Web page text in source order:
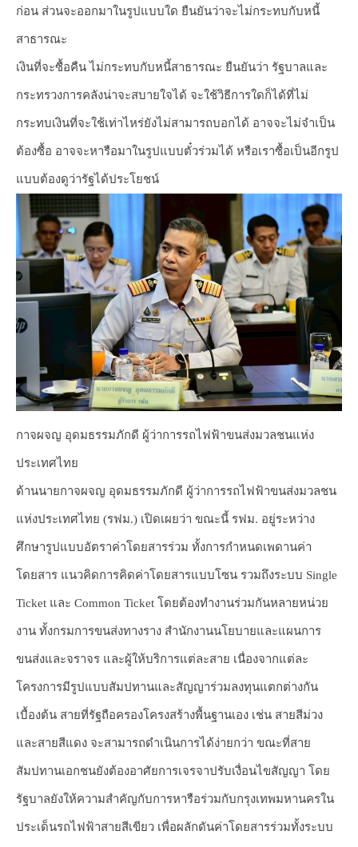
ก่อน ส่วนจะออกมาในรูปแบบใด ยืนยันว่าจะไม่กระทบกับหนี้
สาธารณะ
เงินที่จะซื้อคืน ไม่กระทบกับหนี้สาธารณะ ยืนยันว่า รัฐบาลและ
กระทรวงการคลังน่าจะสบายใจได้ จะใช้วิธีการใดก็ได้ที่ไม่
กระทบเงินที่จะใช้เท่าไหร่ยังไม่สามารถบอกได้ อาจจะไม่จำเป็น
ต้องซื้อ อาจจะหารือมาในรูปแบบตั๋วร่วมได้ หรือเราซื้อเป็นอีกรูป
แบบต้องดูว่ารัฐได้ประโยชน์
กาจผจญ อุดมธรรมภักดี ผู้ว่าการรถไฟฟ้าขนส่งมวลชนแห่ง
ประเทศไทย
ด้านนายกาจผจญ อุดมธรรมภักดี ผู้ว่าการรถไฟฟ้าขนส่งมวลชน
แห่งประเทศไทย (รฟม.) เปิดเผยว่า ขณะนี้ รฟม. อยู่ระหว่าง
ศึกษารูปแบบอัตราค่าโดยสารร่วม ทั้งการกำหนดเพดานค่า
โดยสาร แนวคิดการคิดค่าโดยสารแบบโซน รวมถึงระบบ Single
Ticket และ Common Ticket โดยต้องทำงานร่วมกันหลายหน่วย
งาน ทั้งกรมการขนส่งทางราง สำนักงานนโยบายและแผนการ
ขนส่งและจราจร และผู้ให้บริการแต่ละสาย เนื่องจากแต่ละ
โครงการมีรูปแบบสัมปทานและสัญญาร่วมลงทุนแตกต่างกัน
เบื้องต้น สายที่รัฐถือครองโครงสร้างพื้นฐานเอง เช่น สายสีม่วง
และสายสีแดง จะสามารถดำเนินการได้ง่ายกว่า ขณะที่สาย
สัมปทานเอกชนยังต้องอาศัยการเจรจาปรับเงื่อนไขสัญญา โดย
รัฐบาลยังให้ความสำคัญกับการหารือร่วมกับกรุงเทพมหานครใน
ประเด็นรถไฟฟ้าสายสีเขียว เพื่อผลักดันค่าโดยสารร่วมทั้งระบบ